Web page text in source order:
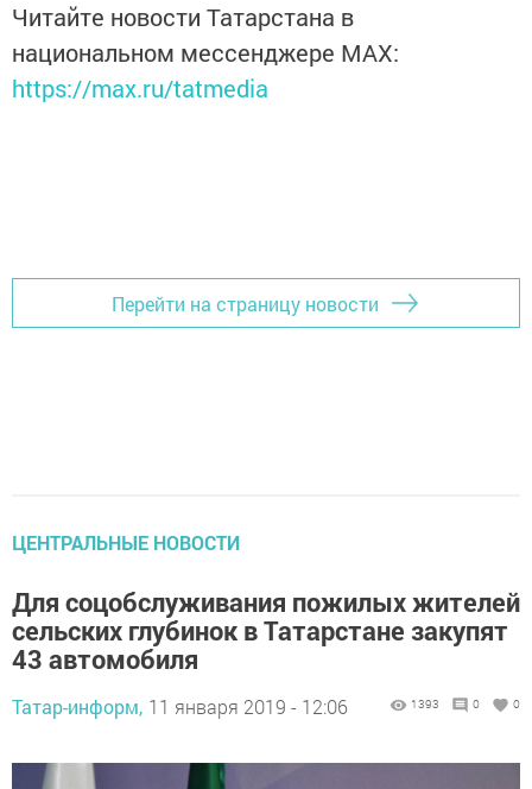
Читайте новости Татарстана в
национальном мессенджере MАХ:
https://max.ru/tatmedia
Перейти на страницу новости
ЦЕНТРАЛЬНЫЕ НОВОСТИ
Для соцобслуживания пожилых жителей
сельских глубинок в Татарстане закупят
43 автомобиля
Татар-информ, 11 января 2019 - 12:06 1393 0 0